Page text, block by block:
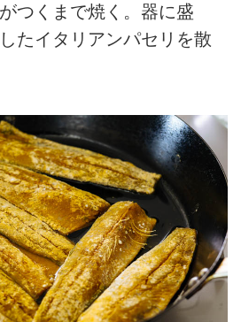
つくまで焼く。器に盛
たイタリアンパセリを散